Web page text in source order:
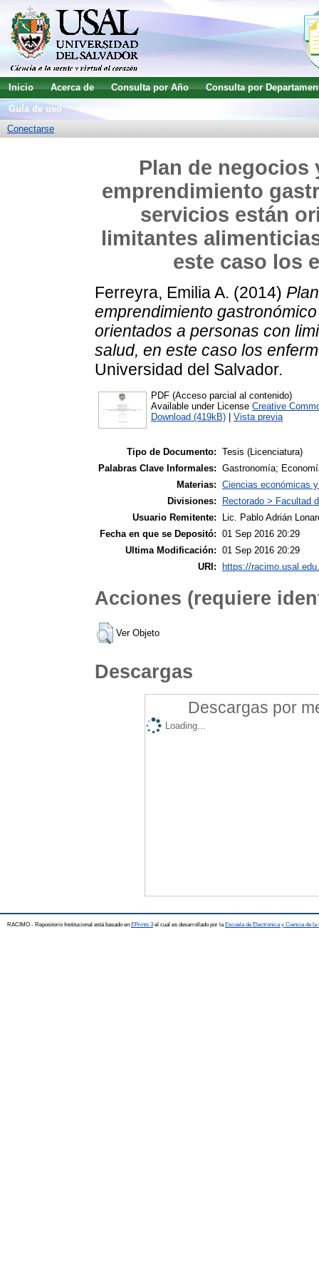
Inicio Acerca de Consulta por Año
Consulta por
Guía de uso
Conectarse
Plan de
emprendimiento
servicios están
limitantes
este caso los
Ferreyra, Emilia A. (2014)
emprendimiento
orientados a personas con
salud, en este caso los
Universidad del Salvador.
PDF (Acceso parcial al contenido)
Available under License Creative
Download (419kB)
Vista previa
Tipo de Documento: Tesis (Licenciatura)
Palabras Clave Informales: Gastronomía;
Materias: Ciencias económicas
Divisiones:
Rectorado > Facultad
Usuario Remitente:
Lic. Pablo Adrián
Fecha en que se Depositó: 01 Sep 2016 20:29
Ultima Modificación: 01 Sep 2016 20:29
URI:
https://
Acciones (requiere
Ver Objeto
Descargas
Descargas por
Loading...
RACIMO - Repositorio Institucional está basado en EPrints 3el cual es desarrollado por la Escuela de Electrónica y Ciencia de la